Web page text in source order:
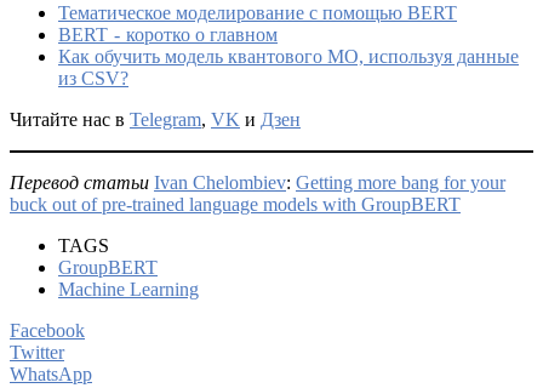
Тематическое моделирование с помощью BERT
BERT - коротко о главном
Как обучить модель квантового МО, используя данные
из CSV?
Читайте нас в Telegram, VK и Дзен
Перевод статьи Ivan Chelombiev: Getting more bang for your
buck out of pre-trained language models with GroupBERT
TAGS
GroupBERT
Machine Learning
Facebook
Twitter
WhatsApp